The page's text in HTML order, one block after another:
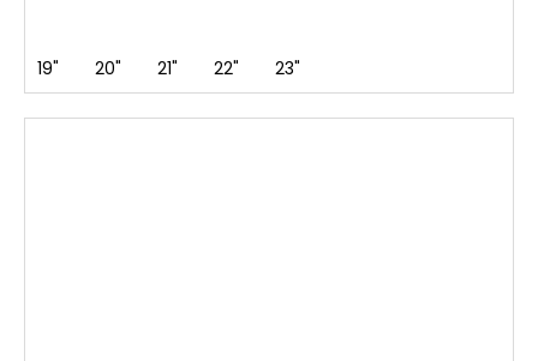
19" 20" 21" 22" 23"